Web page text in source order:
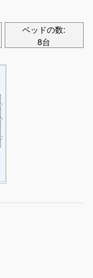
ベッドの数:
8台